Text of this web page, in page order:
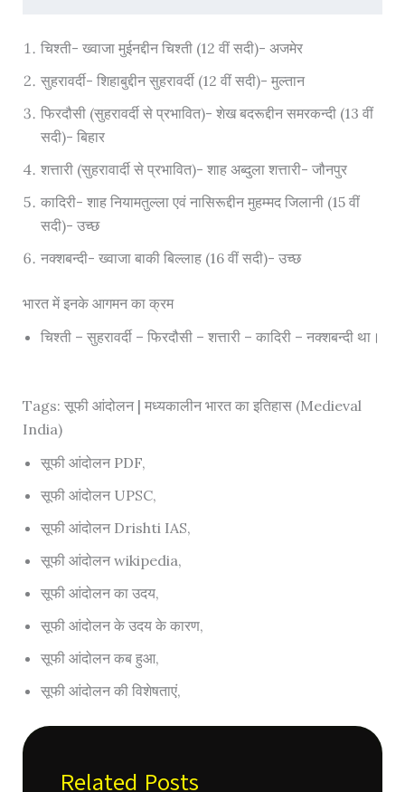
चिश्ती- ख्वाजा मुईनद्दीन चिश्ती (12 वीं सदी)- अजमेर
सुहरावर्दी- शिहाबुद्दीन सुहरावर्दी (12 वीं सदी)- मुल्तान
फिरदौसी (सुहरावर्दी से प्रभावित)- शेख बदरूद्दीन समरकन्दी (13 वीं
सदी)- बिहार
शत्तारी (सुहरावार्दी से प्रभावित)- शाह अब्दुला शत्तारी- जौनपुर
कादिरी- शाह नियामतुल्ला एवं नासिरूद्दीन मुहम्मद जिलानी (15 वीं
सदी)- उच्छ
नक्शबन्दी- ख्वाजा बाकी बिल्लाह (16 वीं सदी)- उच्छ
भारत में इनके आगमन का क्रम
चिश्ती – सुहरावर्दी – फिरदौसी – शत्तारी – कादिरी – नक्शबन्दी था।
Tags: सूफी आंदोलन | मध्यकालीन भारत का इतिहास (Medieval
India)
सूफी आंदोलन PDF,
सूफी आंदोलन UPSC,
सूफी आंदोलन Drishti IAS,
सूफी आंदोलन wikipedia,
सूफी आंदोलन का उदय,
सूफी आंदोलन के उदय के कारण,
सूफी आंदोलन कब हुआ,
सूफी आंदोलन की विशेषताएं,
Related Posts